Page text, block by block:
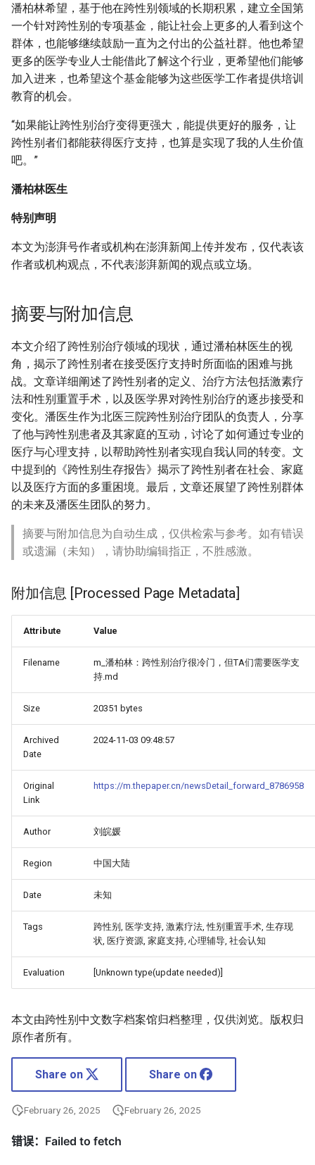
潘柏林希望，基于他在跨性别领域的长期积累，建立全国第
一个针对跨性别的专项基金，能让社会上更多的人看到这个
群体，也能够继续鼓励一直为之付出的公益社群。他也希望
更多的医学专业人士能借此了解这个行业，更希望他们能够
加入进来，也希望这个基金能够为这些医学工作者提供培训
教育的机会。
“如果能让跨性别治疗变得更强大，能提供更好的服务，让
跨性别者们都能获得医疗支持，也算是实现了我的人生价值
吧。”
潘柏林医生
特别声明
本文为澎湃号作者或机构在澎湃新闻上传并发布，仅代表该
作者或机构观点，不代表澎湃新闻的观点或立场。
摘要与附加信息
本文介绍了跨性别治疗领域的现状，通过潘柏林医生的视
角，揭示了跨性别者在接受医疗支持时所面临的困难与挑
战。文章详细阐述了跨性别者的定义、治疗方法包括激素疗
法和性别重置手术，以及医学界对跨性别治疗的逐步接受和
变化。潘医生作为北医三院跨性别治疗团队的负责人，分享
了他与跨性别患者及其家庭的互动，讨论了如何通过专业的
医疗与心理支持，以帮助跨性别者实现自我认同的转变。文
中提到的《跨性别生存报告》揭示了跨性别者在社会、家庭
以及医疗方面的多重困境。最后，文章还展望了跨性别群体
的未来及潘医生团队的努力。
摘要与附加信息为自动生成，仅供检索与参考。如有错误
或遗漏（未知），请协助编辑指正，不胜感激。
附加信息 [Processed Page Metadata]
Attribute Value
Filename
m_潘柏林：跨性别治疗很冷门，但TA们需要医学支
持.md
Size 20351 bytes
Archived
Date
2024-11-03 09:48:57
Original
Link
https://m.thepaper.cn/newsDetail_forward_8786958
Author 刘皖媛
Region 中国大陆
Date 未知
Tags
跨性别, 医学支持, 激素疗法, 性别重置手术, 生存现
状, 医疗资源, 家庭支持, 心理辅导, 社会认知
Evaluation [Unknown type(update needed)]
本文由跨性别中文数字档案馆归档整理，仅供浏览。版权归
原作者所有。
Share on Share on
February 26, 2025 February 26, 2025